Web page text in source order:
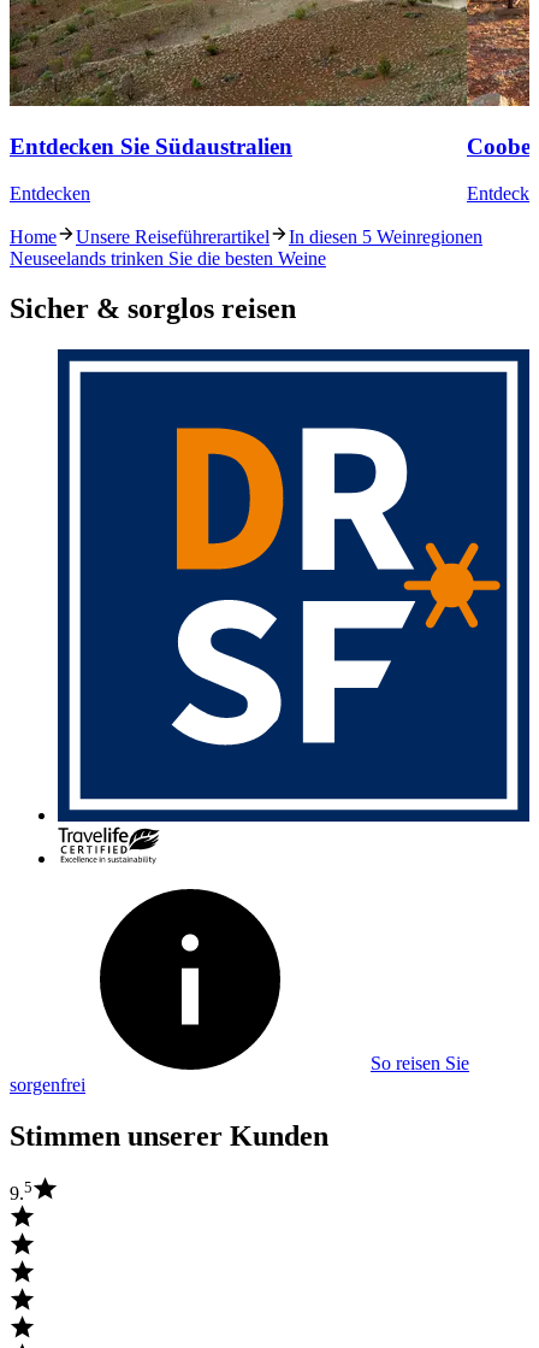
Entdecken Sie Südaustralien
Entdecken
Home Unsere Reiseführerartikel
In diesen 5 Weinregionen
Neuseelands trinken Sie die besten Weine
Sicher & sorglos reisen
So reisen Sie
sorgenfrei
Stimmen unserer Kunden
9.5